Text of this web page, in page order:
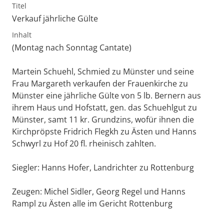
Titel
Verkauf jährliche Gülte
Inhalt
(Montag nach Sonntag Cantate)
Martein Schuehl, Schmied zu Münster und seine
Frau Margareth verkaufen der Frauenkirche zu
Münster eine jährliche Gülte von 5 lb. Bernern aus
ihrem Haus und Hofstatt, gen. das Schuehlgut zu
Münster, samt 11 kr. Grundzins, wofür ihnen die
Kirchpröpste Fridrich Flegkh zu Ästen und Hanns
Schwyrl zu Hof 20 fl. rheinisch zahlten.
Siegler: Hanns Hofer, Landrichter zu Rottenburg
Zeugen: Michel Sidler, Georg Regel und Hanns
Rampl zu Ästen alle im Gericht Rottenburg